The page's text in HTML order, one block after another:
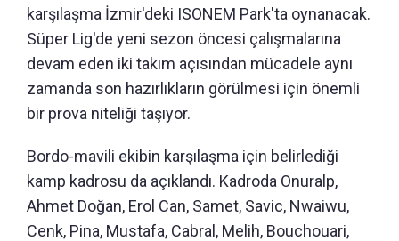
karşılaşma İzmir'deki ISONEM Park'ta oynanacak.
Süper Lig'de yeni sezon öncesi çalışmalarına
devam eden iki takım açısından mücadele aynı
zamanda son hazırlıkların görülmesi için önemli
bir prova niteliği taşıyor.
Bordo-mavili ekibin karşılaşma için belirlediği
kamp kadrosu da açıklandı. Kadroda Onuralp,
Ahmet Doğan, Erol Can, Samet, Savic, Nwaiwu,
Cenk, Pina, Mustafa, Cabral, Melih, Bouchouari,